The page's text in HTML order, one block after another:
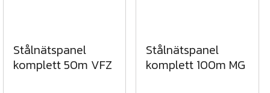
Stålnätspanel
komplett 50m VFZ
Stålnätspanel
komplett 100m MG